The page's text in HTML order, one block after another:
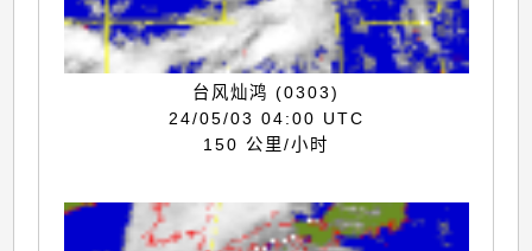
台风灿鸿 (0303)
24/05/03 04:00 UTC
150 公里/小时